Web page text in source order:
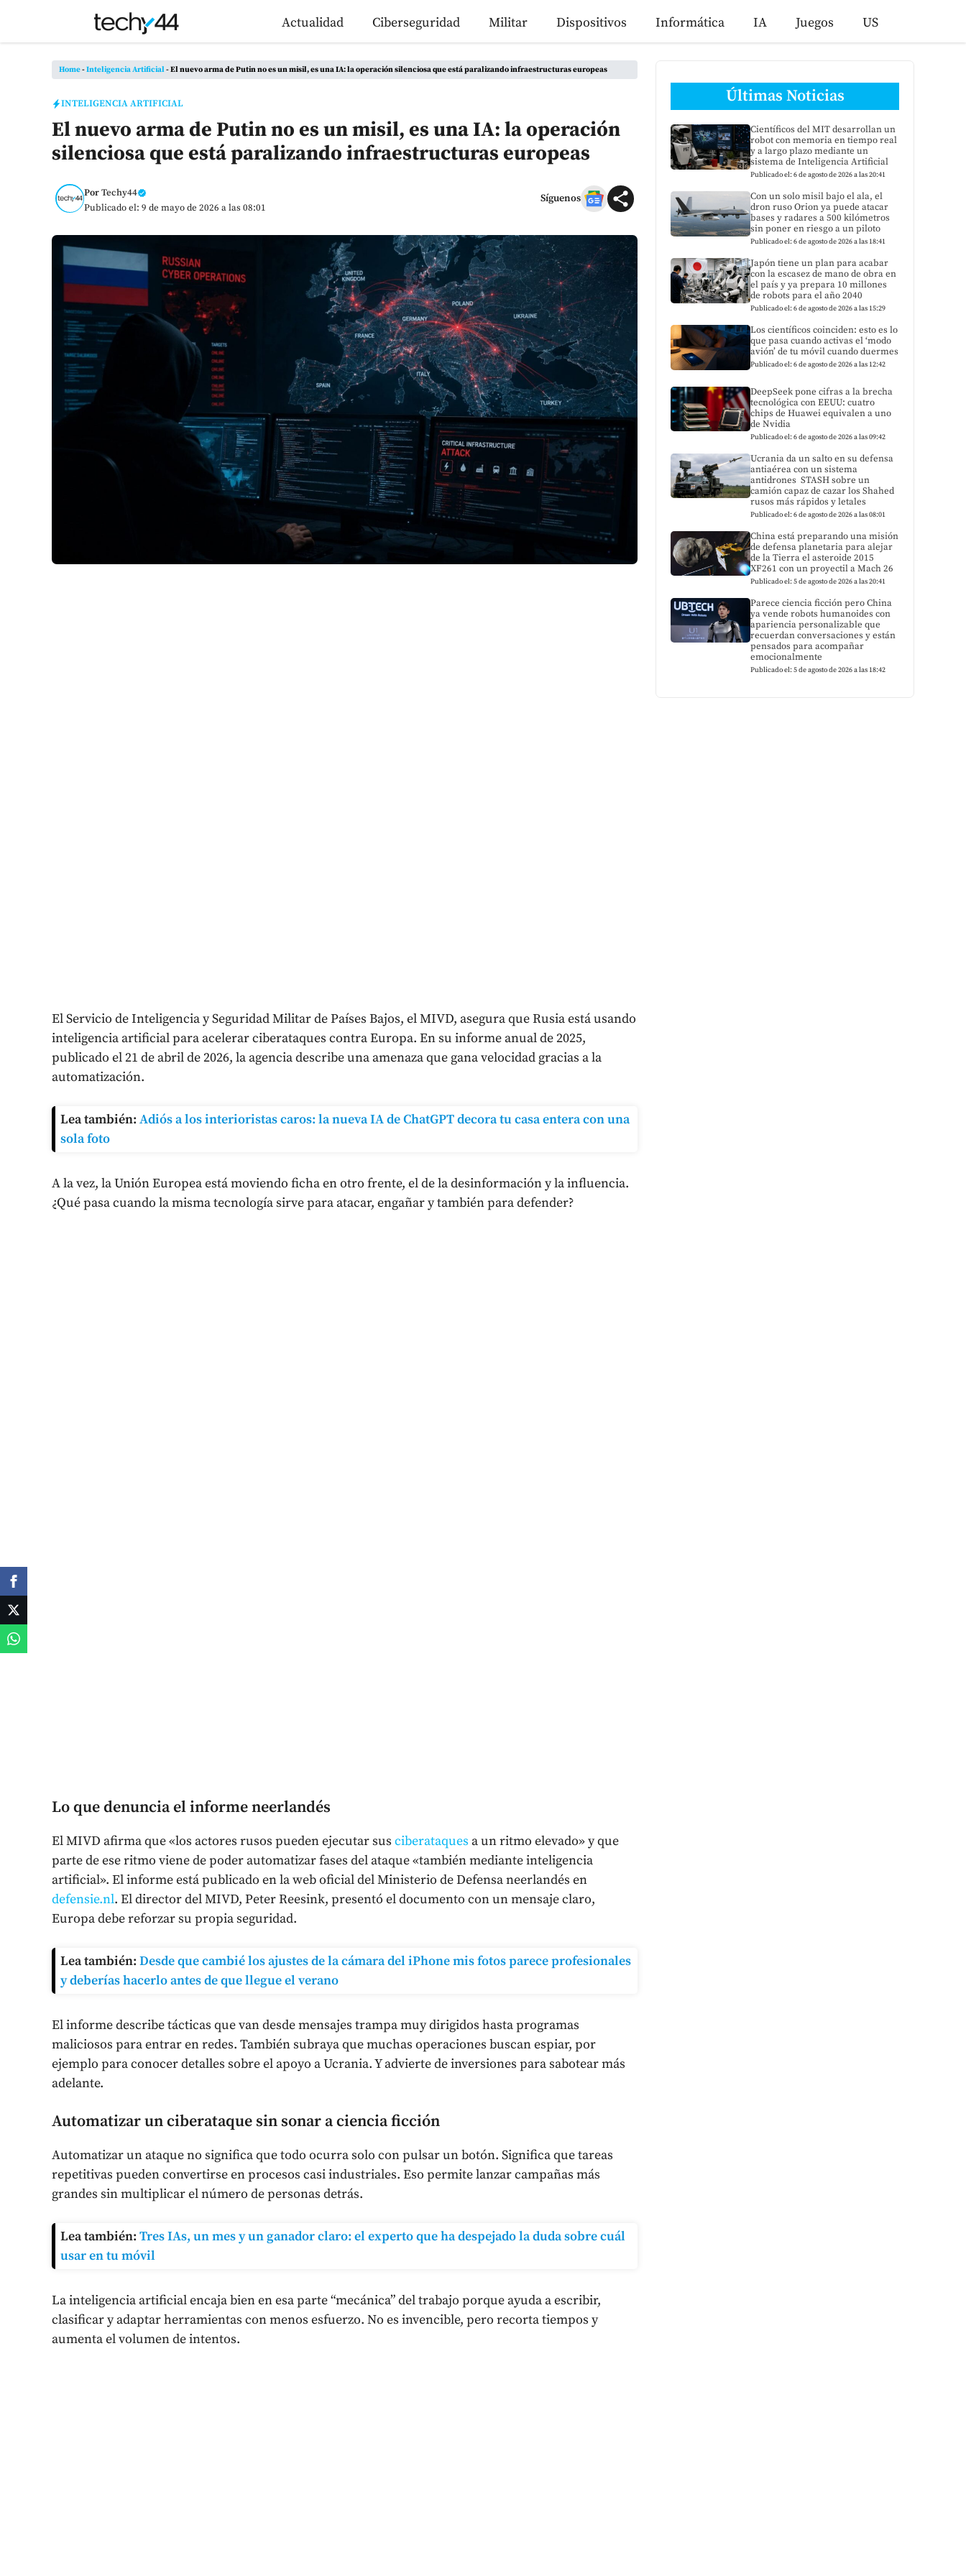
Actualidad Ciberseguridad Militar Dispositivos Informática IA Juegos US
Home-Inteligencia Artificial-El nuevo arma de Putin no es un misil, es una IA: la operación silenciosa que está paralizando infraestructuras europeas
INTELIGENCIA ARTIFICIAL
El nuevo arma de Putin no es un misil, es una IA: la operación
silenciosa que está paralizando infraestructuras europeas
PorTechy44
Publicado el: 9 de mayo de 2026 a las 08:01
Síguenos
El Servicio de Inteligencia y Seguridad Militar de Países Bajos, el MIVD, asegura que Rusia está usando
inteligencia artificial para acelerar ciberataques contra Europa. En su informe anual de 2025,
publicado el 21 de abril de 2026, la agencia describe una amenaza que gana velocidad gracias a la
automatización.
Lea también: Adiós a los interioristas caros: la nueva IA de ChatGPT decora tu casa entera con una
sola foto
A la vez, la Unión Europea está moviendo ficha en otro frente, el de la desinformación y la influencia.
¿Qué pasa cuando la misma tecnología sirve para atacar, engañar y también para defender?
Lo que denuncia el informe neerlandés
El MIVD afirma que «los actores rusos pueden ejecutar sus ciberataques a un ritmo elevado» y que
parte de ese ritmo viene de poder automatizar fases del ataque «también mediante inteligencia
artificial». El informe está publicado en la web oficial del Ministerio de Defensa neerlandés en
defensie.nl. El director del MIVD, Peter Reesink, presentó el documento con un mensaje claro,
Europa debe reforzar su propia seguridad.
Lea también: Desde que cambié los ajustes de la cámara del iPhone mis fotos parece profesionales
y deberías hacerlo antes de que llegue el verano
El informe describe tácticas que van desde mensajes trampa muy dirigidos hasta programas
maliciosos para entrar en redes. También subraya que muchas operaciones buscan espiar, por
ejemplo para conocer detalles sobre el apoyo a Ucrania. Y advierte de inversiones para sabotear más
adelante.
Automatizar un ciberataque sin sonar a ciencia ficción
Automatizar un ataque no significa que todo ocurra solo con pulsar un botón. Significa que tareas
repetitivas pueden convertirse en procesos casi industriales. Eso permite lanzar campañas más
grandes sin multiplicar el número de personas detrás.
Lea también: Tres IAs, un mes y un ganador claro: el experto que ha despejado la duda sobre cuál
usar en tu móvil
La inteligencia artificial encaja bien en esa parte “mecánica” del trabajo porque ayuda a escribir,
clasificar y adaptar herramientas con menos esfuerzo. No es invencible, pero recorta tiempos y
aumenta el volumen de intentos.
Últimas Noticias
Científicos del MIT desarrollan un
robot con memoria en tiempo real
y a largo plazo mediante un
sistema de Inteligencia Artificial
Publicado el: 6 de agosto de 2026 a las 20:41
Con un solo misil bajo el ala, el
dron ruso Orion ya puede atacar
bases y radares a 500 kilómetros
sin poner en riesgo a un piloto
Publicado el: 6 de agosto de 2026 a las 18:41
Japón tiene un plan para acabar
con la escasez de mano de obra en
el país y ya prepara 10 millones
de robots para el año 2040
Publicado el: 6 de agosto de 2026 a las 15:29
Los científicos coinciden: esto es lo
que pasa cuando activas el ‘modo
avión’ de tu móvil cuando duermes
Publicado el: 6 de agosto de 2026 a las 12:42
DeepSeek pone cifras a la brecha
tecnológica con EEUU: cuatro
chips de Huawei equivalen a uno
de Nvidia
Publicado el: 6 de agosto de 2026 a las 09:42
Ucrania da un salto en su defensa
antiaérea con un sistema
antidrones STASH sobre un
camión capaz de cazar los Shahed
rusos más rápidos y letales
Publicado el: 6 de agosto de 2026 a las 08:01
China está preparando una misión
de defensa planetaria para alejar
de la Tierra el asteroide 2015
XF261 con un proyectil a Mach 26
Publicado el: 5 de agosto de 2026 a las 20:41
Parece ciencia ficción pero China
ya vende robots humanoides con
apariencia personalizable que
recuerdan conversaciones y están
pensados para acompañar
emocionalmente
Publicado el: 5 de agosto de 2026 a las 18:42